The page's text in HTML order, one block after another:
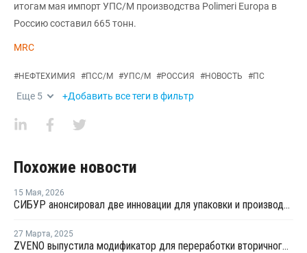
итогам мая импорт УПС/М производства Polimeri Europa в
Россию составил 665 тонн.
MRC
#НЕФТЕХИМИЯ #ПСС/М #УПС/М #РОССИЯ #НОВОСТЬ #ПС
Еще 5 +Добавить все теги в фильтр
Похожие новости
15 Мая, 2026
СИБУР анонсировал две инновации для упаковки и производства бытовой техники
27 Марта, 2025
ZVENO выпустила модификатор для переработки вторичного ПС